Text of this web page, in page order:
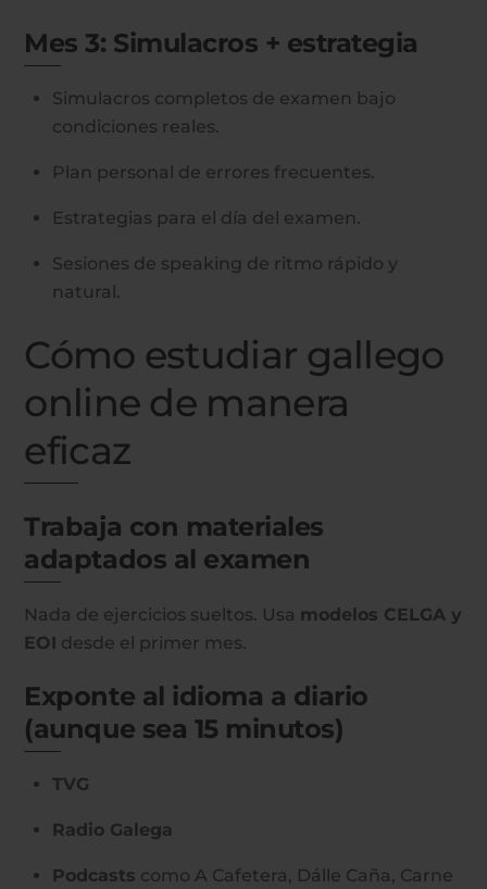
Mes 3: Simulacros + estrategia
Simulacros completos de examen bajo
condiciones reales.
Plan personal de errores frecuentes.
Estrategias para el día del examen.
Sesiones de speaking de ritmo rápido y
natural.
Cómo estudiar gallego
online de manera
eficaz
Trabaja con materiales
adaptados al examen
Nada de ejercicios sueltos. Usa modelos CELGA y
EOI desde el primer mes.
Exponte al idioma a diario
(aunque sea 15 minutos)
TVG
Radio Galega
Podcasts como A Cafetera, Dálle Caña, Carne